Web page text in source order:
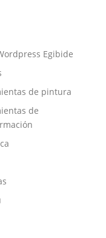
Egibide
de pintura
de